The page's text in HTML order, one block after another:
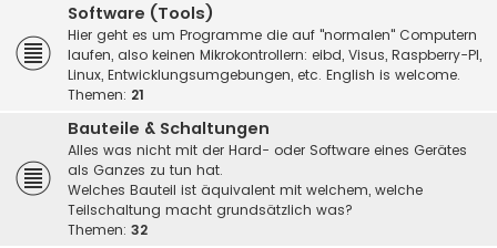
Software (Tools)
Hier geht es um Programme die auf "normalen" Computern
laufen, also keinen Mikrokontrollern: eibd, Visus, Raspberry-PI,
Linux, Entwicklungsumgebungen, etc. English is welcome.
Themen: 21
Bauteile & Schaltungen
Alles was nicht mit der Hard- oder Software eines Gerätes
als Ganzes zu tun hat.
Welches Bauteil ist äquivalent mit welchem, welche
Teilschaltung macht grundsätzlich was?
Themen: 32